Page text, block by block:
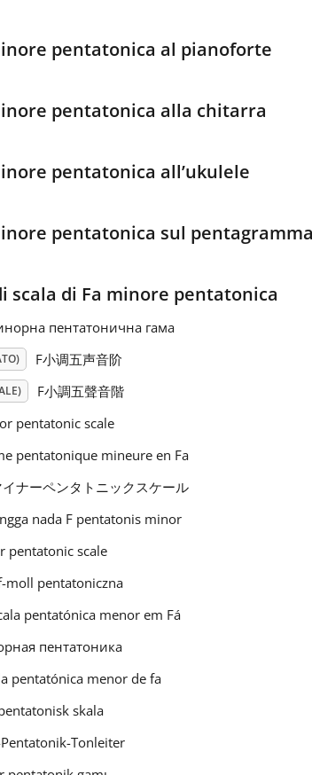
pentatonica al pianoforte
pentatonica alla chitarra
pentatonica all’ukulele
pentatonica sul
scala di Fa minore pentatonica
пентатонична гама
F小调五声音阶
F小調五聲音階
pentatonic scale
pentatonique mineure en Fa
イナーペンタトニックスケール
nada F pentatonis minor
pentatonic scale
moll pentatoniczna
pentatónica menor em Fá
пентатоника
pentatónica menor de fa
skala
Tonleiter